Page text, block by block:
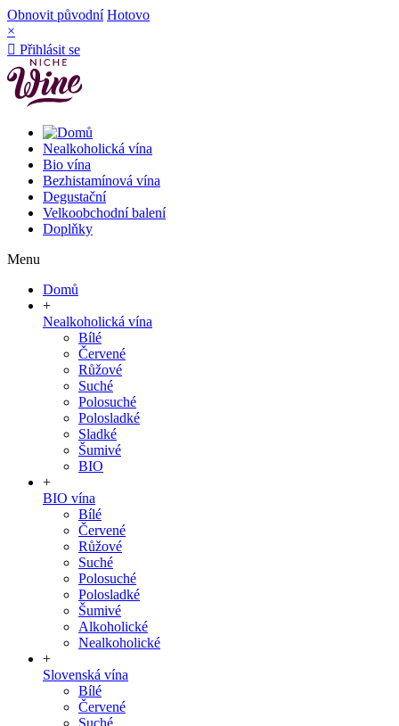
Obnovit původní Hotovo
×
 Přihlásit se
Nealkoholická vína
Bio vína
Bezhistamínová vína
Degustační
Velkoobchodní balení
Doplňky
Menu
Domů
+
Nealkoholická vína
Bílé
Červené
Růžové
Suché
Polosuché
Polosladké
Sladké
Šumivé
BIO
+
BIO vína
Bílé
Červené
Růžové
Suché
Polosuché
Polosladké
Šumivé
Alkoholické
Nealkoholické
+
Slovenská vína
Bílé
Červené
Suché